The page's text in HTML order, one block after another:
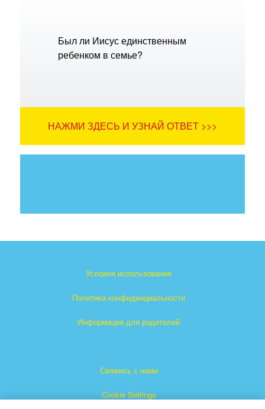
Был ли Иисус единственным
ребенком в семье?
НАЖМИ ЗДЕСЬ И УЗНАЙ ОТВЕТ >>>
Условия использования
Политика конфиденциальности
Информация для родителей
Свяжись с нами
Cookie Settings